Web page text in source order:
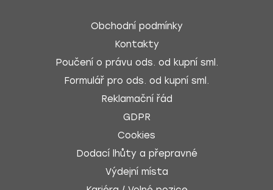
Obchodní podmínky
Kontakty
Poučení o právu ods. od kupní sml.
Formulář pro ods. od kupní sml.
Reklamační řád
GDPR
Cookies
Dodací lhůty a přepravné
Výdejní místa